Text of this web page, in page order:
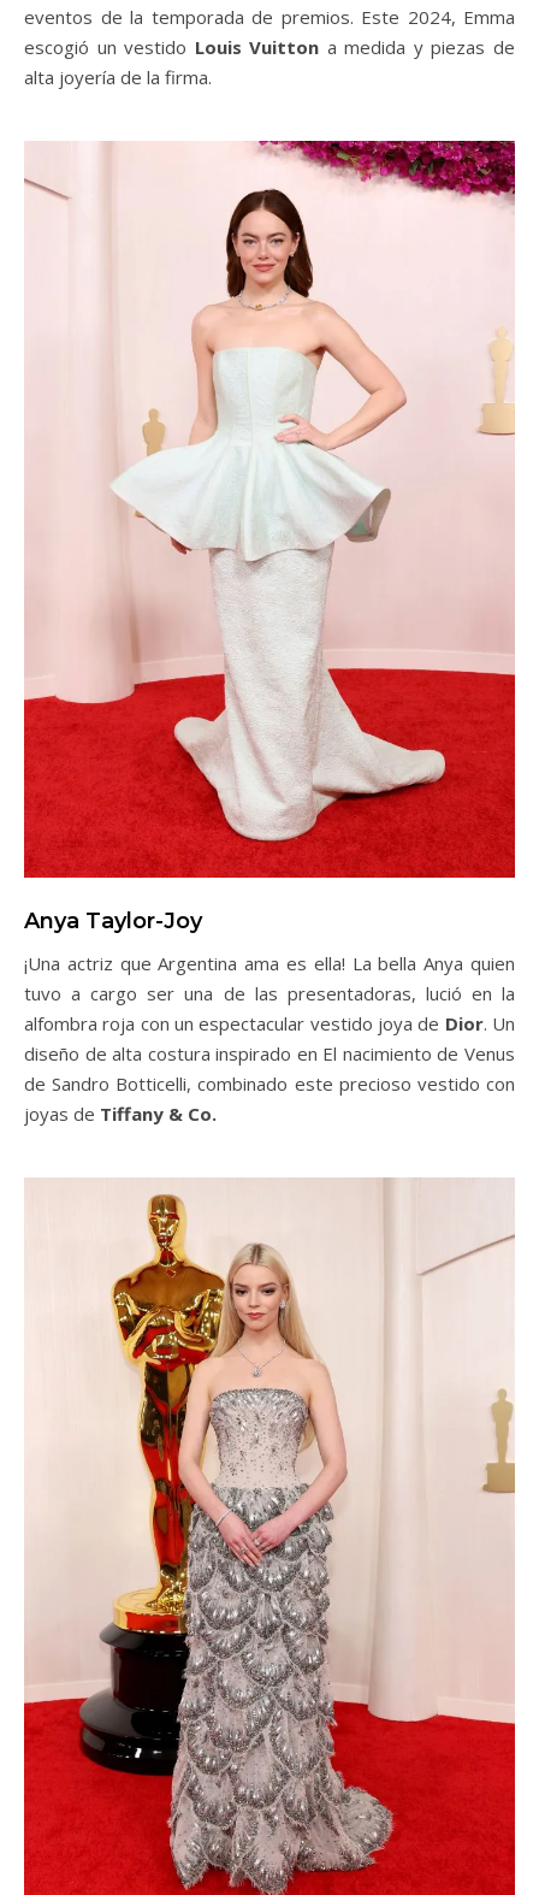
eventos de la temporada de premios. Este 2024, Emma
escogió un vestido Louis Vuitton a medida y piezas de
alta joyería de la firma.
Anya Taylor-Joy
¡Una actriz que Argentina ama es ella! La bella Anya quien
tuvo a cargo ser una de las presentadoras, lució en la
alfombra roja con un espectacular vestido joya de Dior. Un
diseño de alta costura inspirado en El nacimiento de Venus
de Sandro Botticelli, combinado este precioso vestido con
joyas de Tiffany & Co.